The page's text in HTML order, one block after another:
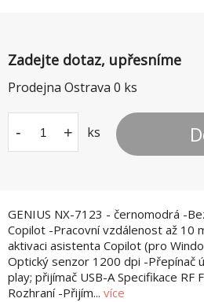
GENIUS NX-7123 - černomodrá -
Copilot -Pracovní vzdálenost až 10
aktivaci asistenta Copilot (pro
Optický senzor 1200 dpi -Přepínač
play; přijímač USB-A Specifikace RF
Rozhraní -Přijím... více
Zadejte dotaz, upřesníme
Prodejna Ostrava 0 ks
- + ks